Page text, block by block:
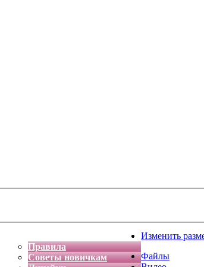
Правила
Советы новичкам
Изменить
Файлы